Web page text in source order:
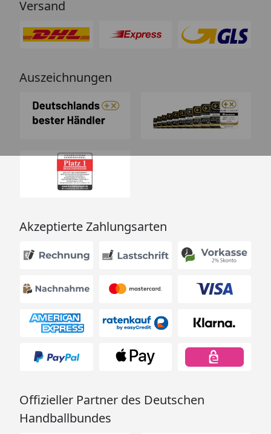
Versand
Auszeichnungen
Akzeptierte Zahlungsarten
Offizieller Partner des Deutschen
Handballbundes